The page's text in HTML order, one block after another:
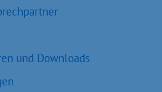
und Downloads